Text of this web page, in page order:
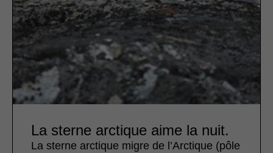
La sterne arctique aime la nuit.
La sterne arctique migre de l’Arctique (pôle